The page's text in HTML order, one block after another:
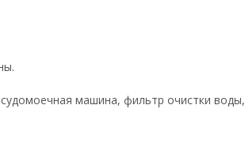
машина, фильтр очистки воды,